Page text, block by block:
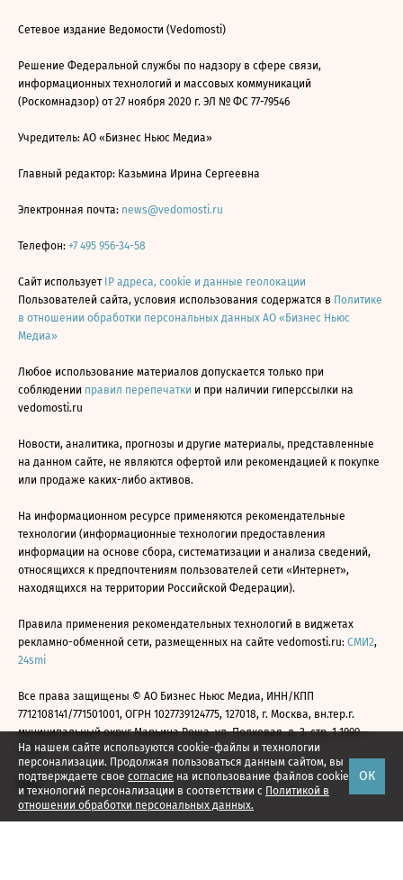
На нашем сайте используются cookie-файлы и технологии
персонализации. Продолжая пользоваться данным сайтом, вы
подтверждаете свое согласие на использование файлов cookie
и технологий персонализации в соответствии с Политикой в
отношении обработки персональных данных.
ОК
Сетевое издание Ведомости (Vedomosti)
Решение Федеральной службы по надзору в сфере связи,
информационных технологий и массовых коммуникаций
(Роскомнадзор) от 27 ноября 2020 г. ЭЛ № ФС 77-79546
Учредитель: АО «Бизнес Ньюс Медиа»
Главный редактор: Казьмина Ирина Сергеевна
Электронная почта: news@vedomosti.ru
Телефон: +7 495 956-34-58
Сайт использует IP адреса, cookie и данные геолокации
Пользователей сайта, условия использования содержатся в Политике
в отношении обработки персональных данных АО «Бизнес Ньюс
Медиа»
Любое использование материалов допускается только при
соблюдении правил перепечатки и при наличии гиперссылки на
vedomosti.ru
Новости, аналитика, прогнозы и другие материалы, представленные
на данном сайте, не являются офертой или рекомендацией к покупке
или продаже каких-либо активов.
На информационном ресурсе применяются рекомендательные
технологии (информационные технологии предоставления
информации на основе сбора, систематизации и анализа сведений,
относящихся к предпочтениям пользователей сети «Интернет»,
находящихся на территории Российской Федерации).
Правила применения рекомендательных технологий в виджетах
рекламно-обменной сети, размещенных на сайте vedomosti.ru: СМИ2,
24smi
Все права защищены © АО Бизнес Ньюс Медиа, ИНН/КПП
7712108141/771501001, ОГРН 1027739124775, 127018, г. Москва, вн.тер.г.
муниципальный округ Марьина Роща, ул. Полковая, д. 3, стр. 1 1999—
2026